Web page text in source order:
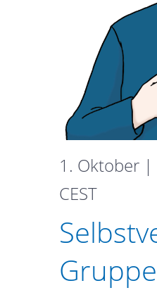
1. Oktober |
CEST
Gruppe
Gruppe